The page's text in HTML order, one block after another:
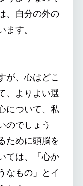
、自分の外の
す。
が、心はどこ
、よりよい選
について、私
のでしょう
ために頭脳を
ては、「心か
なもの」とイ